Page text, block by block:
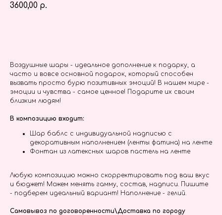
3600,00 р.
Воздушные шары - идеальное дополнение к подарку, а
часто и вовсе основной подарок, который способен
вызвать просто бурю позитивных эмоций! В нашем мире -
эмоции и чувства - самое ценное! Подарите их своим
близким людям!
В композицию входит:
Шар баблс с индивидуальной надписью с
декоративным наполнением (ленты фатина) на ленте
Фонтан из латексных шаров пастель на ленте
Любую композицию можно скорректировать под ваш вкус
и бюджет! Можем менять гамму, состав, надписи. Пишите
- подберем идеальный вариант! Наполнение - гелий.
Самовывоз по договоренности\Доставка по городу